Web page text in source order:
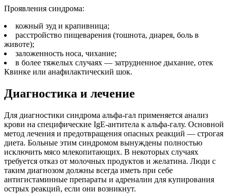
Проявления синдрома:
кожный зуд и крапивница;
расстройство пищеварения (тошнота, диарея, боль в
животе);
заложенность носа, чихание;
в более тяжелых случаях — затрудненное дыхание, отек
Квинке или анафилактический шок.
Диагностика и лечение
Для диагностики синдрома альфа-гал применяется анализ
крови на специфические IgE-антитела к альфа-галу. Основной
метод лечения и предотвращения опасных реакций — строгая
диета. Больные этим синдромом вынуждены полностью
исключить мясо млекопитающих. В некоторых случаях
требуется отказ от молочных продуктов и желатина. Люди с
таким диагнозом должны всегда иметь при себе
антигистаминные препараты и адреналин для купирования
острых реакций, если они возникнут.